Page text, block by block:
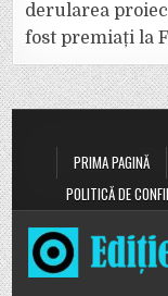
derularea
fost premiați la
PRIMA PAGINĂ
POLITICĂ DE